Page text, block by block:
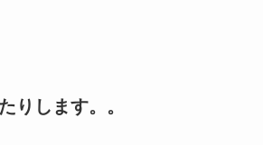
りします。。